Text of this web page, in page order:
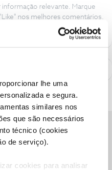
lhe uma
e segura.
similares nos
que são necessários
técnico (cookies
de serviço).
cookies para analisar
relevante. Marque
nos melhores comentários.